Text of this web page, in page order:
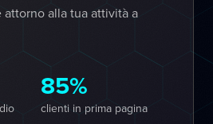
alla tua attività a
85%
clienti in prima pagina